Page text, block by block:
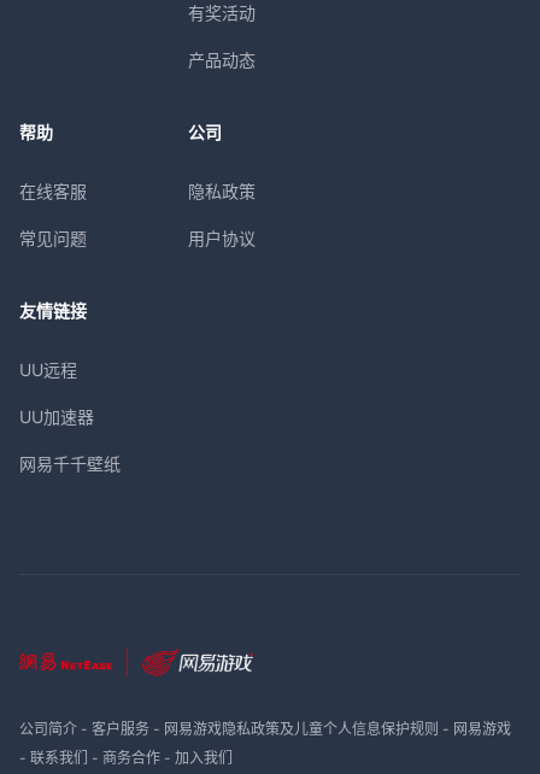
有奖活动
产品动态
帮助
在线客服
常见问题
公司
隐私政策
用户协议
友情链接
UU远程
UU加速器
网易千千壁纸
公司简介- 客户服务- 网易游戏隐私政策及儿童个人信息保护规则 - 网易游戏
- 联系我们 - 商务合作- 加入我们